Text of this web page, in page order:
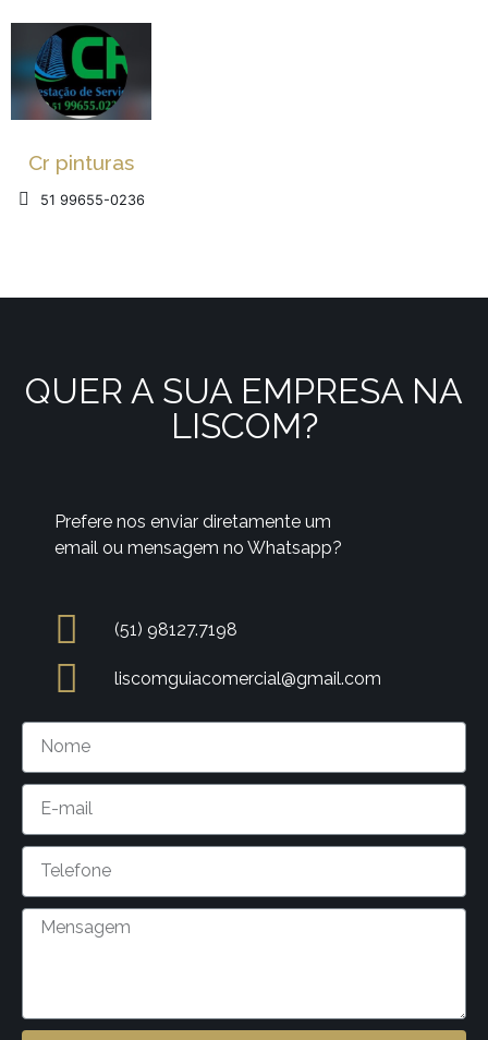
Cr pinturas
51 99655-0236
QUER A SUA EMPRESA NA
LISCOM?
Prefere nos enviar diretamente um
email ou mensagem no Whatsapp?
(51) 98127.7198
liscomguiacomercial@gmail.com